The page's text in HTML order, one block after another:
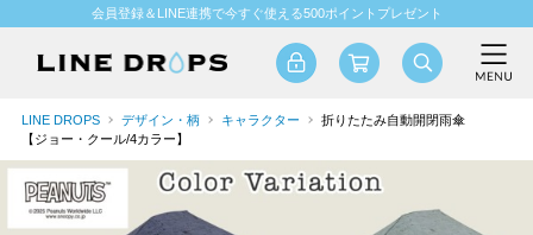
会員登録＆LINE連携で今すぐ使える500ポイントプレゼント
LINE DROPS デザイン・柄 キャラクター
折りたたみ自動開閉雨傘
【ジョー・クール/4カラー】